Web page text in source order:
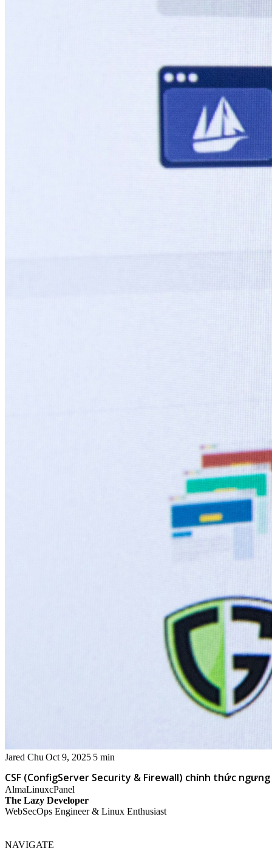
Jared Chu Oct 9, 2025 5 min
CSF (ConfigServer Security & Firewall) chính thức
AlmaLinuxcPanel
The Lazy Developer
WebSecOps Engineer & Linux Enthusiast
NAVIGATE